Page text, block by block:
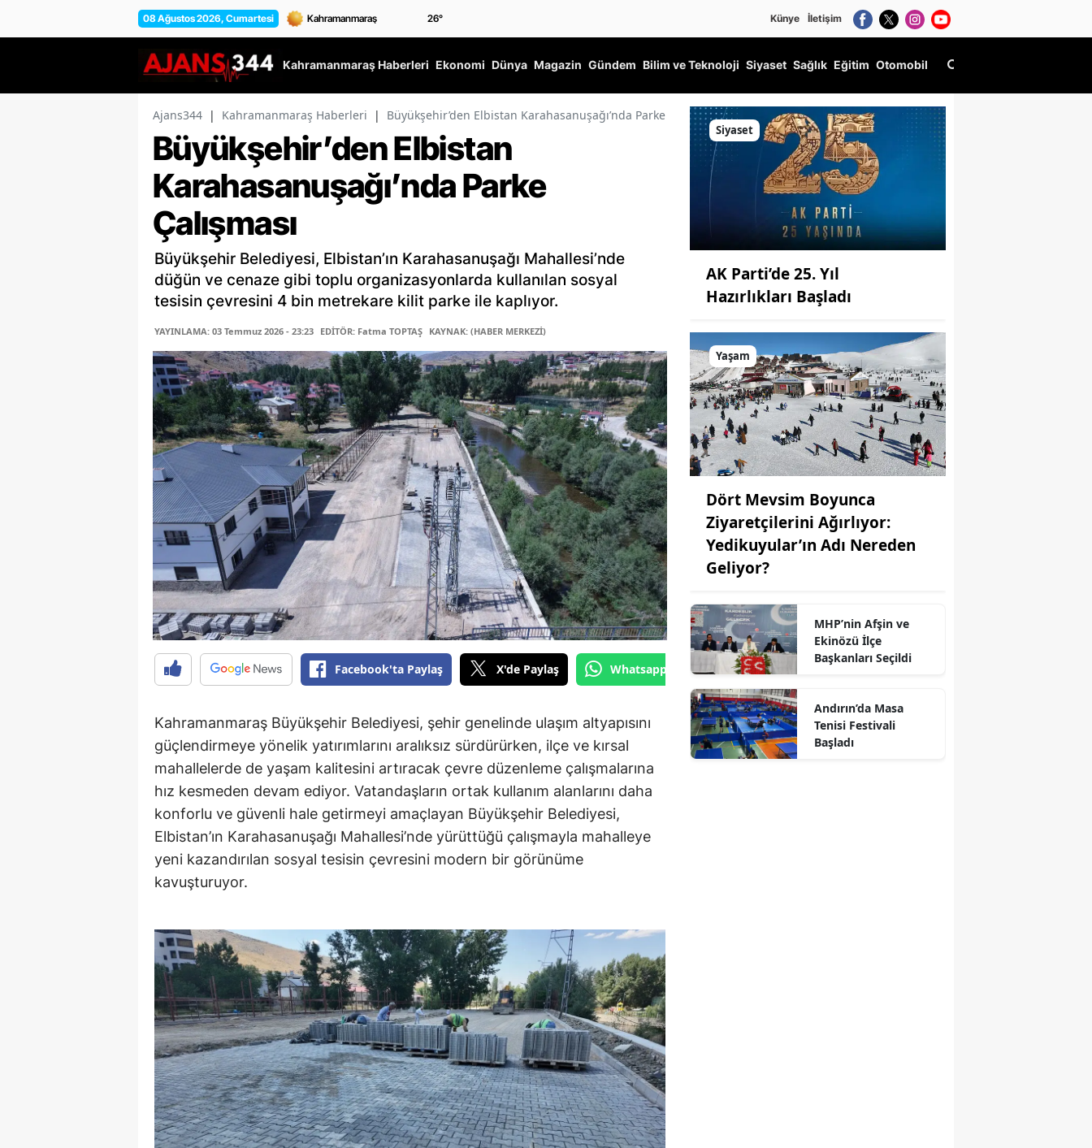
08 Ağustos 2026, Cumartesi 26° Künye İletişim
Kahramanmaraş Haberleri Ekonomi Dünya Magazin Gündem Bilim ve Teknoloji Siyaset Sağlık Eğitim Otomobil
Ajans344 | Kahramanmaraş Haberleri | Büyükşehir’den Elbistan Karahasanuşağı’nda Parke Çalışması
Büyükşehir’den Elbistan
Karahasanuşağı’nda Parke
Çalışması
Büyükşehir Belediyesi, Elbistan’ın Karahasanuşağı Mahallesi’nde
düğün ve cenaze gibi toplu organizasyonlarda kullanılan sosyal
tesisin çevresini 4 bin metrekare kilit parke ile kaplıyor.
YAYINLAMA: 03 Temmuz 2026 - 23:23 EDİTÖR: Fatma TOPTAŞ KAYNAK: (HABER MERKEZİ)
Facebook'ta Paylaş X'de Paylaş Whatsapp'tan Gönder
Kahramanmaraş Büyükşehir Belediyesi, şehir genelinde ulaşım altyapısını
güçlendirmeye yönelik yatırımlarını aralıksız sürdürürken, ilçe ve kırsal
mahallelerde de yaşam kalitesini artıracak çevre düzenleme çalışmalarına
hız kesmeden devam ediyor. Vatandaşların ortak kullanım alanlarını daha
konforlu ve güvenli hale getirmeyi amaçlayan Büyükşehir Belediyesi,
Elbistan’ın Karahasanuşağı Mahallesi’nde yürüttüğü çalışmayla mahalleye
yeni kazandırılan sosyal tesisin çevresini modern bir görünüme
kavuşturuyor.
Siyaset
AK Parti’de 25. Yıl
Hazırlıkları Başladı
Yaşam
Dört Mevsim Boyunca
Ziyaretçilerini Ağırlıyor:
Yedikuyular’ın Adı Nereden
Geliyor?
MHP’nin Afşin ve
Ekinözü İlçe
Başkanları Seçildi
Andırın’da Masa
Tenisi Festivali
Başladı